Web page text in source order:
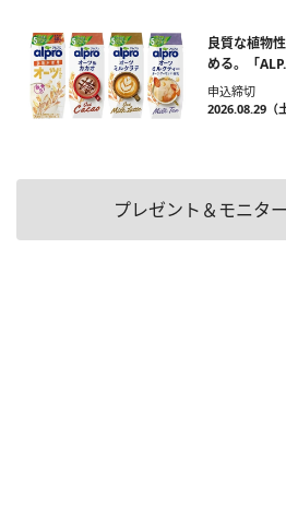
良質な植物
める。「
申込締切
2026.08.29（
プレゼント＆モニタ